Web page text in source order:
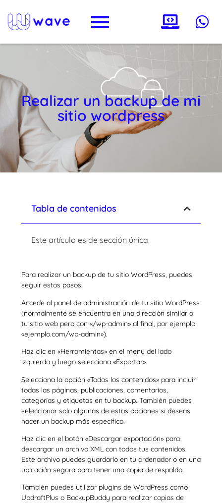
Realizar un backup de mi
sitio wordpress
Tabla de contenidos
Este artículo es de sección única.
Para realizar un backup de tu sitio WordPress, puedes
seguir estos pasos:
Accede al panel de administración de tu sitio WordPress
(normalmente se encuentra en una dirección similar a
tu sitio web pero con «/wp-admin» al final, por ejemplo
«ejemplo.com/wp-admin»).
Haz clic en «Herramientas» en el menú del lado
izquierdo y luego selecciona «Exportar».
Selecciona la opción «Todos los contenidos» para incluir
todas las páginas, publicaciones, comentarios,
categorías y etiquetas en tu backup. También puedes
seleccionar solo algunas de estas opciones si deseas
hacer un backup más específico.
Haz clic en el botón «Descargar exportación» para
descargar un archivo XML con todos tus contenidos.
Este archivo puedes guardarlo en tu ordenador o en una
ubicación segura para tener una copia de respaldo.
También puedes utilizar plugins de WordPress como
UpdraftPlus o BackupBuddy para realizar copias de